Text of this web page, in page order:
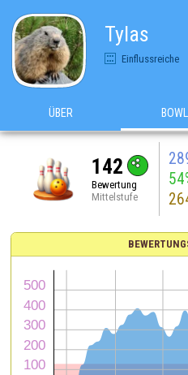
Tylas
Einflussreiche
ÜBER
142
Bewertung
Mittelstufe